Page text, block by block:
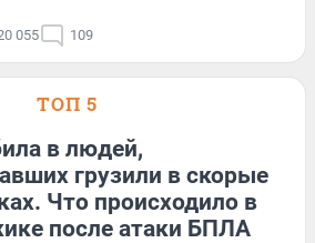
055 109
ТОП 5
в людей,
грузили в скорые
Что происходило в
после атаки БПЛА